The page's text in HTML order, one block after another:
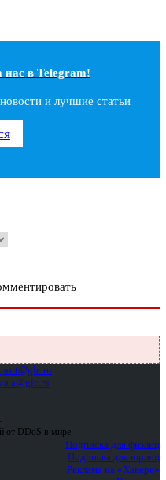
в Telegram!
и лучшие статьи
от DDoS в мире
Подписка для физлиц
Подписка для юрлиц
Реклама на «Хакере»